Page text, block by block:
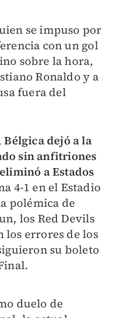
se impuso por
con un gol
sobre la hora,
Ronaldo y a
fuera del
Bélgica dejó a la
sin anfitriones
a Estados
4-1 en el Estadio
polémica de
los Red Devils
los errores de los
su boleto
duelo de